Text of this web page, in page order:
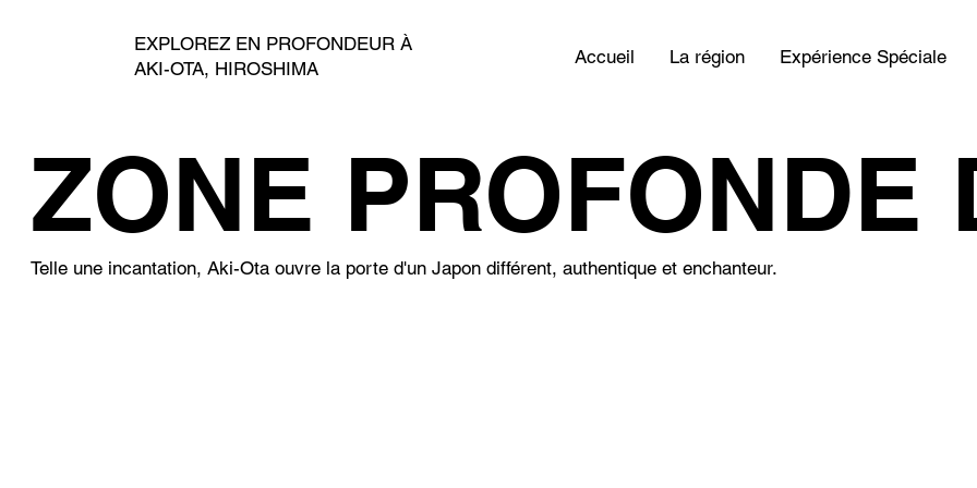
EXPLOREZ EN PROFONDEUR À
AKI-OTA, HIROSHIMA
Accueil La région Expérience Spéciale
ZONE PROFONDE
ZONE PROFONDE
Telle une incantation, Aki-Ota ouvre la porte d'un Japon différent, authentique et enchanteur.